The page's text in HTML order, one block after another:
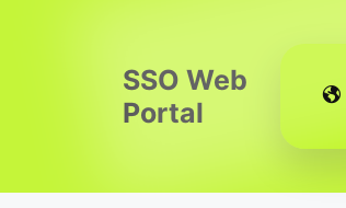
SSO Web
Portal